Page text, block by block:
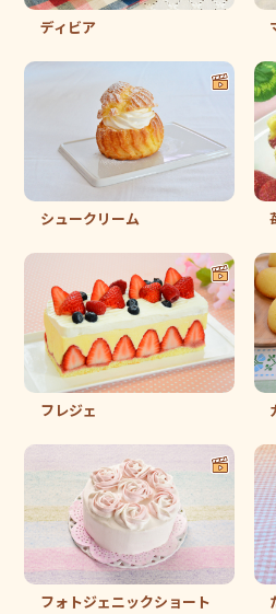
ディビア
シュークリーム
フレジェ
フォトジェニックショート